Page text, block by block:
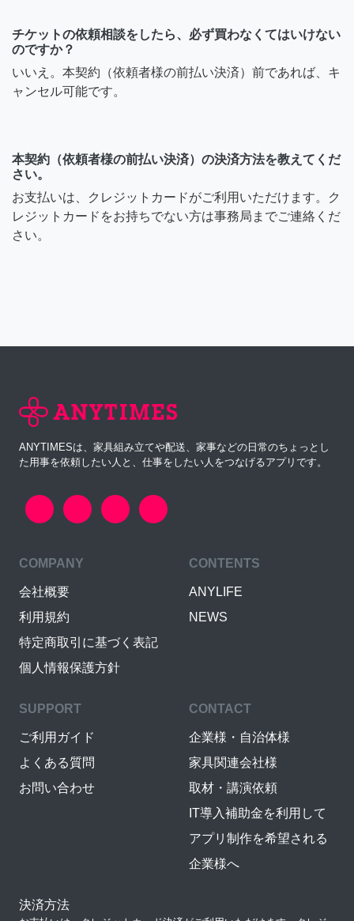
チケットの依頼相談をしたら、必ず買わなくてはいけない
のですか？
いいえ。本契約（依頼者様の前払い決済）前であれば、キ
ャンセル可能です。
本契約（依頼者様の前払い決済）の決済方法を教えてくだ
さい。
お支払いは、クレジットカードがご利用いただけます。ク
レジットカードをお持ちでない方は事務局までご連絡くだ
さい。
ANYTIMESは、家具組み立てや配送、家事などの日常のちょっとし
た用事を依頼したい人と、仕事をしたい人をつなげるアプリです。
COMPANY
会社概要
利用規約
特定商取引に基づく表記
個人情報保護方針
CONTENTS
ANYLIFE
NEWS
SUPPORT
ご利用ガイド
よくある質問
お問い合わせ
CONTACT
企業様・自治体様
家具関連会社様
取材・講演依頼
IT導入補助金を利用して
アプリ制作を希望される
企業様へ
決済方法